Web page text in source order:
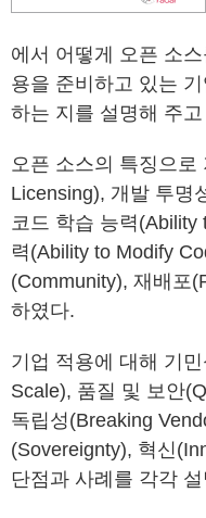
에서 어떻게 오픈 소
용을 준비하고 있는
하는 지를 설명해 주
오픈 소스의 특징으로
Licensing), 개발 투명
코드 학습 능력(Ability
력(Ability to Modify
(Community), 재배포
하였다.
기업 적용에 대해 기
Scale), 품질 및 보안
독립성(Breaking
(Sovereignty), 혁신
단점과 사례를 각각